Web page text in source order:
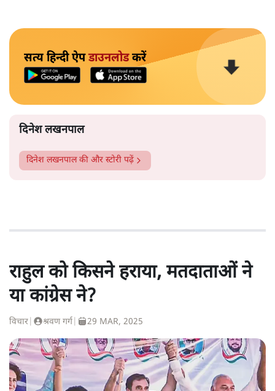
सत्य हिन्दी ऐपडाउनलोडकरें
दिनेश लखनपाल
दिनेश लखनपालकी और स्टोरी पढ़ें
राहुल को किसने हराया, मतदाताओं ने
या कांग्रेस ने?
विचार श्रवण गर्ग 29 MAR, 2025